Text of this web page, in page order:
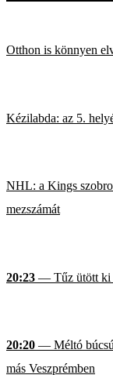
Otthon is könnyen
Kézilabda: az 5.
NHL: a Kings
mezszámát
20:23 — Tűz ütött ki
20:20 — Méltó búcsú
más Veszprémben